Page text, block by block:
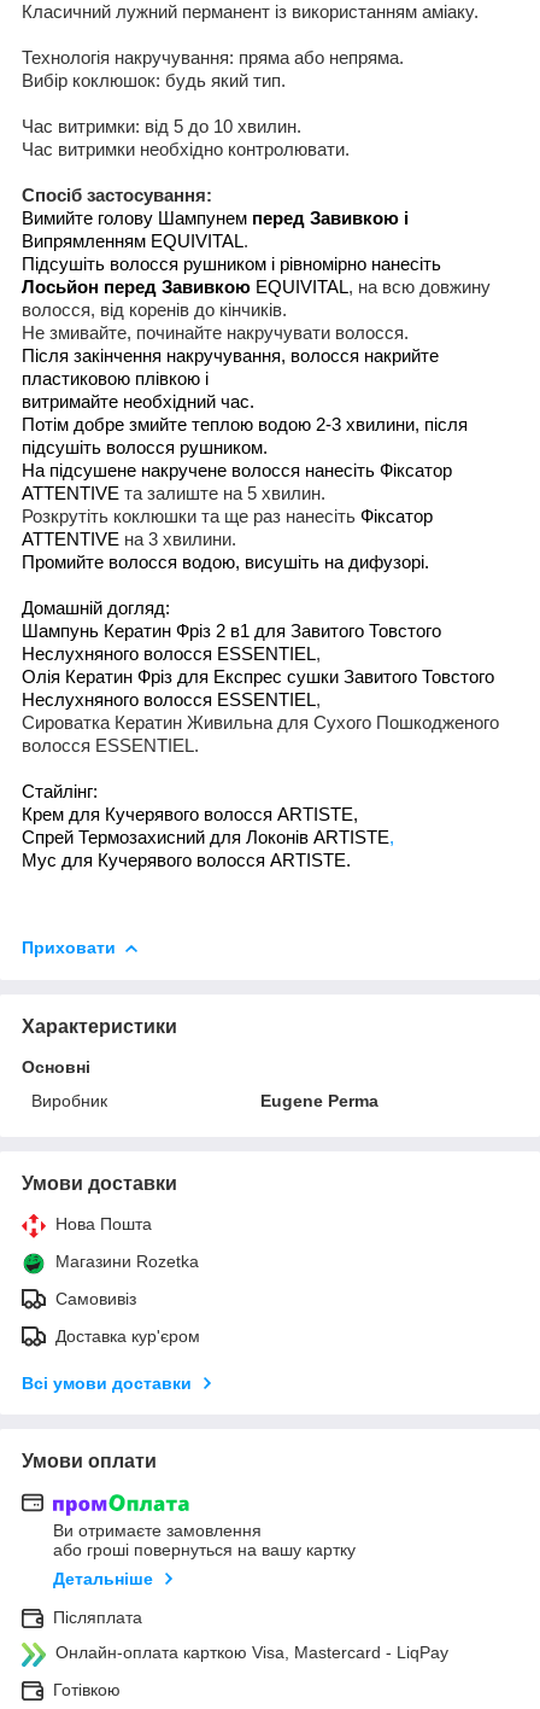
Класичний лужний перманент із використанням аміаку.
Технологія накручування: пряма або непряма.
Вибір коклюшок: будь який тип.
Час витримки: від 5 до 10 хвилин.
Час витримки необхідно контролювати.
Спосіб застосування:
Вимийте голову Шампунем перед Завивкою і
Випрямленням EQUIVITAL.
Підсушіть волосся рушником і рівномірно нанесіть
Лосьйон перед Завивкою EQUIVITAL, на всю довжину
волосся, від коренів до кінчиків.
Не змивайте, починайте накручувати волосся.
Після закінчення накручування, волосся накрийте
пластиковою плівкою і
витримайте необхідний час.
Потім добре змийте теплою водою 2-3 хвилини, після
підсушіть волосся рушником.
На підсушене накручене волосся нанесіть Фіксатор
ATTENTIVE та залиште на 5 хвилин.
Розкрутіть коклюшки та ще раз нанесіть Фіксатор
ATTENTIVE на 3 хвилини.
Промийте волосся водою, висушіть на дифузорі.
Домашній догляд:
Шампунь Кератин Фріз 2 в1 для Завитого Товстого
Неслухняного волосся ESSENTIEL,
Олія Кератин Фріз для Експрес сушки Завитого Товстого
Неслухняного волосся ESSENTIEL,
Сироватка Кератин Живильна для Сухого Пошкодженого
волосся ESSENTIEL.
Стайлінг:
Крем для Кучерявого волосся ARTISTE,
Спрей Термозахисний для Локонів ARTISTE,
Мус для Кучерявого волосся ARTISTE.
Приховати
Характеристики
Основні
Виробник
Eugene Perma
Умови доставки
Нова Пошта
Магазини Rozetka
Самовивіз
Доставка кур'єром
Всі умови доставки
Умови оплати
Ви отримаєте замовлення
або гроші повернуться на вашу картку
Детальніше
Післяплата
Онлайн-оплата карткою Visa, Mastercard - LiqPay
Готівкою